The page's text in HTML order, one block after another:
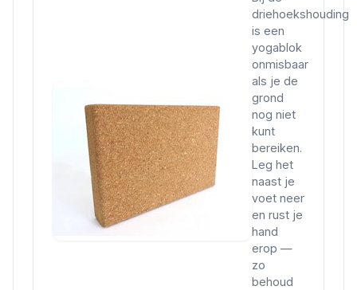
driehoekshouding
is een
yogablok
onmisbaar
als je de
grond
nog niet
kunt
bereiken.
Leg het
naast je
voet neer
en rust je
hand
erop —
zo
behoud